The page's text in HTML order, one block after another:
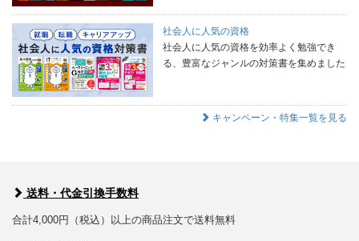
社会人に人気の資格
社会人に人気の資格を効率よく勉強でき
る、豊富なジャンルの対策書を集めました
キャンペーン・特集一覧を見る
送料・代金引換手数料
合計4,000円（税込）以上の商品注文で送料無料